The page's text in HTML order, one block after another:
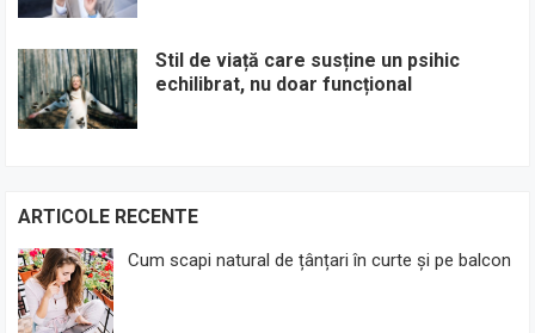
Stil de viață care susține un psihic
echilibrat, nu doar funcțional
ARTICOLE RECENTE
Cum scapi natural de țânțari în curte și pe balcon